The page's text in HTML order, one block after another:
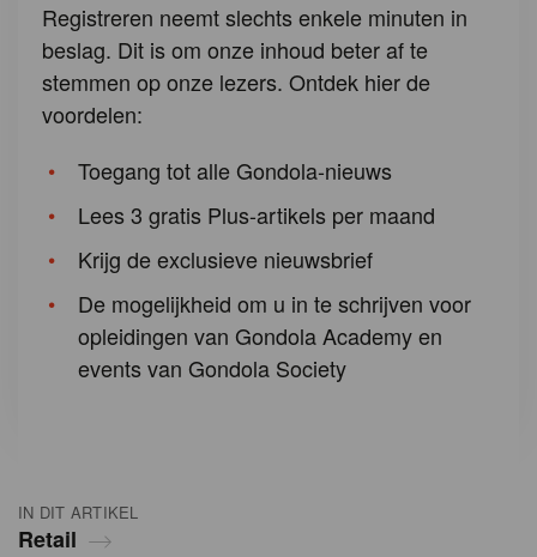
IN DIT ARTIKEL
Retail
Registreren neemt slechts enkele minuten in
beslag. Dit is om onze inhoud beter af te
stemmen op onze lezers. Ontdek hier de
voordelen:
Toegang tot alle Gondola-nieuws
Lees 3 gratis Plus-artikels per maand
Krijg de exclusieve nieuwsbrief
De mogelijkheid om u in te schrijven voor
opleidingen van Gondola Academy en
events van Gondola Society